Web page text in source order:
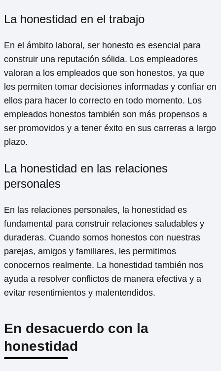
La honestidad en el trabajo
En el ámbito laboral, ser honesto es esencial para
construir una reputación sólida. Los empleadores
valoran a los empleados que son honestos, ya que
les permiten tomar decisiones informadas y confiar en
ellos para hacer lo correcto en todo momento. Los
empleados honestos también son más propensos a
ser promovidos y a tener éxito en sus carreras a largo
plazo.
La honestidad en las relaciones
personales
En las relaciones personales, la honestidad es
fundamental para construir relaciones saludables y
duraderas. Cuando somos honestos con nuestras
parejas, amigos y familiares, les permitimos
conocernos realmente. La honestidad también nos
ayuda a resolver conflictos de manera efectiva y a
evitar resentimientos y malentendidos.
En desacuerdo con la
honestidad